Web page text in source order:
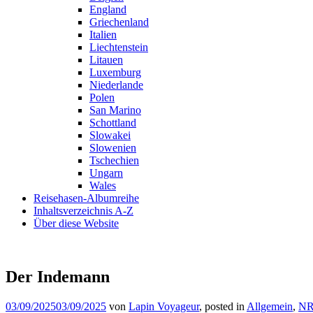
England
Griechenland
Italien
Liechtenstein
Litauen
Luxemburg
Niederlande
Polen
San Marino
Schottland
Slowakei
Slowenien
Tschechien
Ungarn
Wales
Reisehasen-Albumreihe
Inhaltsverzeichnis A-Z
Über diese Website
Der Indemann
03/09/202503/09/2025 von Lapin Voyageur, posted in Allgemein,